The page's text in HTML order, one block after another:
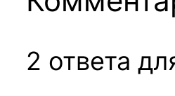
2 ответа